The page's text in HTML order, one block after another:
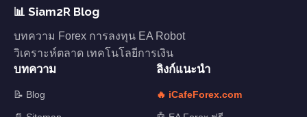
📊 Siam2R Blog
บทความ Forex การลงทุน EA Robot
วิเคราะห์ตลาด เทคโนโลยีการเงิน
บทความ
📝 Blog
ลิงก์แนะนำ
🔥 iCafeForex.com